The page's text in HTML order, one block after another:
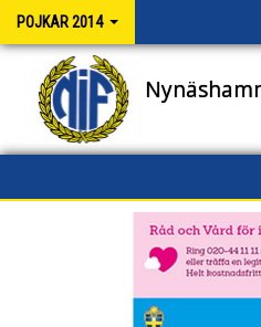
POJKAR 2014